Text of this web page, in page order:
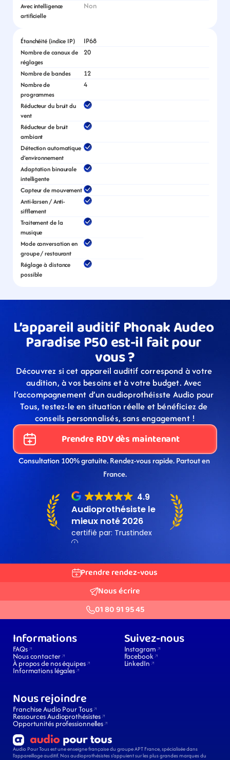
Avec intelligence
artificielle
Non
Étanchéité (indice IP) IP68
Nombre de canaux de
réglages
20
Nombre de bandes 12
Nombre de
programmes
4
Réducteur du bruit du
vent
Réducteur de bruit
ambiant
Détection automatique
d’environnement
Adaptation binaurale
intelligente
Capteur de mouvement
Anti-larsen / Anti-
sifflement
Traitement de la
musique
Mode conversation en
groupe / restaurant
Réglage à distance
possible
L’appareil auditif Phonak Audeo
Paradise P50 est-il fait pour
vous ?
Découvrez si cet appareil auditif correspond à votre
audition, à vos besoins et à votre budget. Avec
l’accompagnement d’un audioprothéisste Audio pour
Tous, testez-le en situation réelle et bénéficiez de
conseils personnalisés, sans engagement !
Prendre RDV dès maintenant
Consultation 100% gratuite. Rendez-vous rapide. Partout en
France.
Prendre rendez-vous
Nous écrire
01 80 91 95 45
Audio Pour Tous est une enseigne française du groupe APT France, spécialisée dans
l’appareillage auditif. Nos audioprothésistes s’appuient sur les plus grandes marques du
Informations
FAQs
Nous contacter
À propos de nos équipes
Informations légales
Suivez-nous
Instagram
Facebook
LinkedIn
Nous rejoindre
Franchise Audio Pour Tous
Ressources Audioprothésistes
Opportunités professionnelles